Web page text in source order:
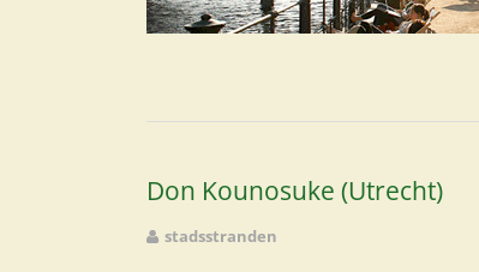
Don Kounosuke (Utrecht)
stadsstranden